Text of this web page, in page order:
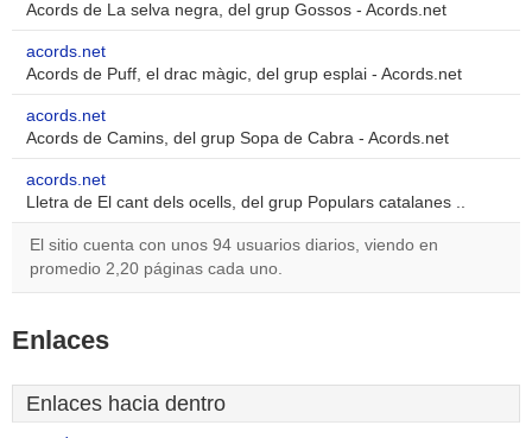
Acords de La selva negra, del grup Gossos - Acords.net
acords.net
Acords de Puff, el drac màgic, del grup esplai - Acords.net
acords.net
Acords de Camins, del grup Sopa de Cabra - Acords.net
acords.net
Lletra de El cant dels ocells, del grup Populars catalanes ..
El sitio cuenta con unos 94 usuarios diarios, viendo en
promedio 2,20 páginas cada uno.
Enlaces
Enlaces hacia dentro